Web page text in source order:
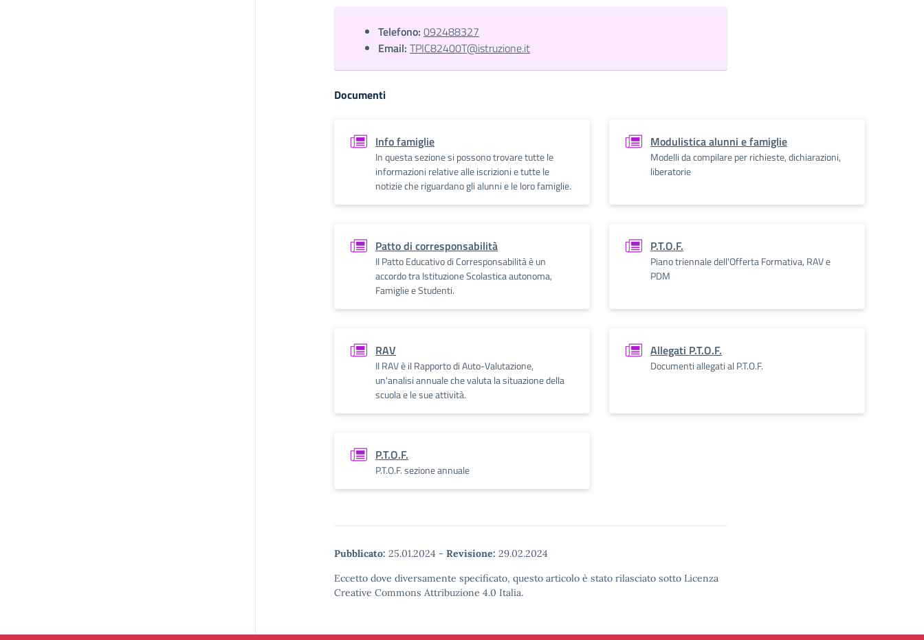
Telefono: 092488327
Email: TPIC82400T@istruzione.it
Documenti
Info famiglie
In questa sezione si possono trovare tutte le
informazioni relative alle iscrizioni e tutte le
notizie che riguardano gli alunni e le loro famiglie.
Modulistica alunni e famiglie
Modelli da compilare per richieste, dichiarazioni,
liberatorie
Patto di corresponsabilità
Il Patto Educativo di Corresponsabilità è un
accordo tra Istituzione Scolastica autonoma,
Famiglie e Studenti.
P.T.O.F.
Piano triennale dell'Offerta Formativa, RAV e
PDM
RAV
Il RAV è il Rapporto di Auto-Valutazione,
un'analisi annuale che valuta la situazione della
scuola e le sue attività.
Allegati P.T.O.F.
Documenti allegati al P.T.O.F.
P.T.O.F.
P.T.O.F. sezione annuale
Pubblicato: 25.01.2024 - Revisione: 29.02.2024
Eccetto dove diversamente specificato, questo articolo è stato rilasciato sotto Licenza
Creative Commons Attribuzione 4.0 Italia.